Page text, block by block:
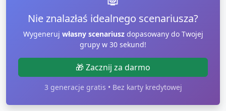
Nie znalazłaś idealnego scenariusza?
Wygeneruj własny scenariuszdopasowany do Twojej
grupy w 30 sekund!
🎁 Zacznij za darmo
3 generacje gratis • Bez karty kredytowej